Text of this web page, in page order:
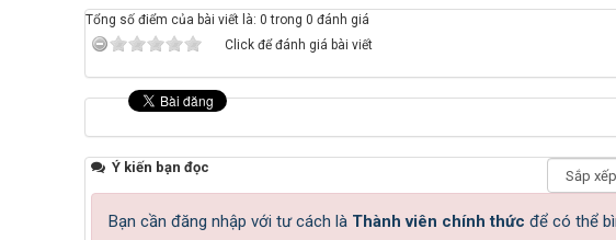
Tổng số điểm của bài viết là: 0 trong 0 đánh giá
Click để đánh giá bài viết
Ý kiến bạn đọc
Bạn cần đăng nhập với tư cách là Thành viên chính thức để có thể